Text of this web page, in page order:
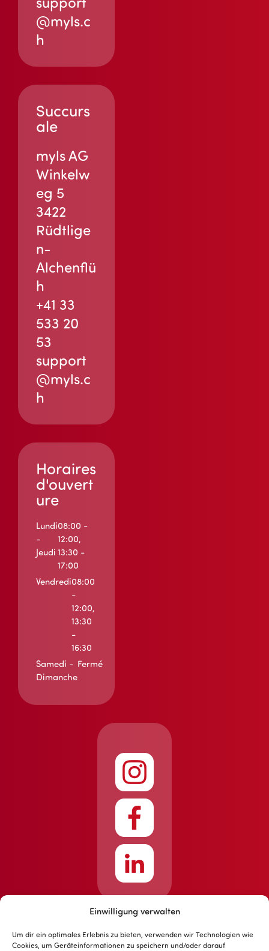
Einwilligung verwalten
Um dir ein optimales Erlebnis zu bieten, verwenden wir Technologien wie
Cookies, um Geräteinformationen zu speichern und/oder darauf
@myls.c
h
Succurs
ale
myls AG
Winkelw
eg 5
3422
Rüdtlige
n-
Alchenflü
h
+41 33
533 20
53
support
@myls.c
h
Horaires
d'ouvert
ure
Lundi
-
Jeudi
08:00 -
12:00,
13:30 -
17:00
Vendredi08:00
-
12:00,
13:30
-
16:30
Samedi -
Dimanche
Fermé